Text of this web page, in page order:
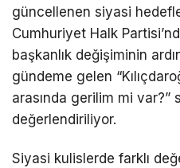
güncellenen siyasi
Cumhuriyet Halk
başkanlık değişiminin
gündeme gelen
arasında gerilim mi
değerlendiriliyor.
Siyasi kulislerde farklı